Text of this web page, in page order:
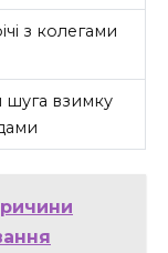
з колегами
взимку